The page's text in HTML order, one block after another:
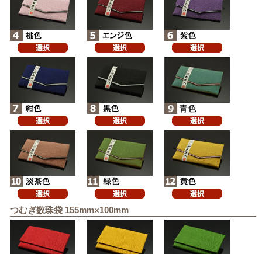
つむぎ数珠袋 155mm×100mm